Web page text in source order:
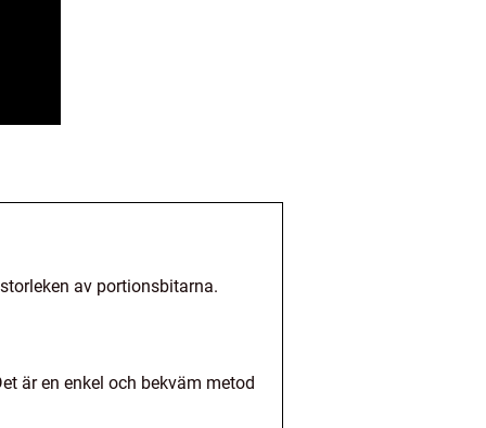
av portionsbitarna.
är en enkel och bekväm metod